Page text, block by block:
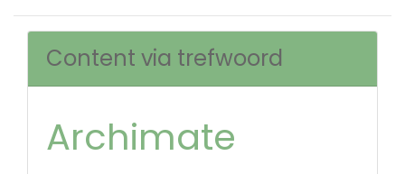
Content via trefwoord
Archimate